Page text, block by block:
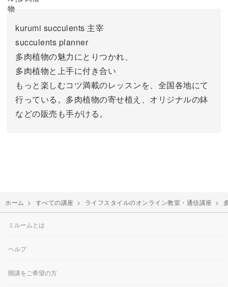
kurumi succulents 主宰
succulents planner
多肉植物の魅力にとりつかれ、
多肉植物と上手に付き合い
もっと楽しむコツ満載のレッスンを、全国各地にて
行っている。多肉植物の寄せ植え、オリジナルの鉢
などの販売も手がける。
ホーム > すべての講座 > ライフスタイルのオンライン教室・通信講座 >
ミルームとは
ヘルプ
開講をご希望の方